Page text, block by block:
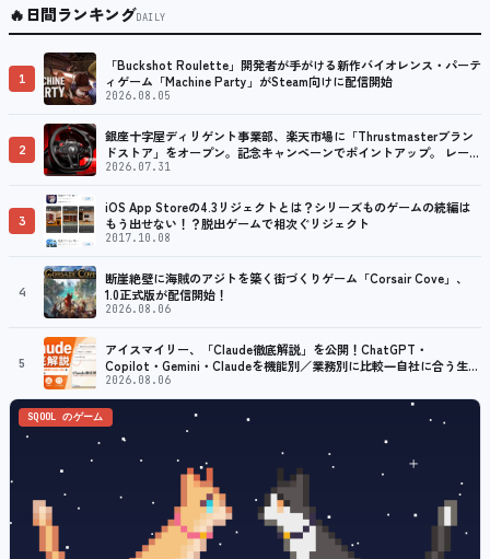
🔥日間ランキングDAILY
1
「Buckshot Roulette」開発者が手がける新作バイオレンス・パーテ
ィゲーム「Machine Party」がSteam向けに配信開始
2026.08.05
2
銀座十字屋ディリゲント事業部、楽天市場に「Thrustmasterブラン
ドストア」をオープン。記念キャンペーンでポイントアップ。 レーシ
ング／フライトシム向けコントローラーを中心に、幅広くラインナッ
2026.07.31
3
iOS App Storeの4.3リジェクトとは？シリーズものゲームの続編は
もう出せない！？脱出ゲームで相次ぐリジェクト
2017.10.08
4
断崖絶壁に海賊のアジトを築く街づくりゲーム「Corsair Cove」、
1.0正式版が配信開始！
2026.08.06
5
アイスマイリー、「Claude徹底解説」を公開！ChatGPT・
Copilot・Gemini・Claudeを機能別／業務別に比較―自社に合う生成
AIの選び方がわかる実践ガイド
2026.08.06
SQOOL のゲーム